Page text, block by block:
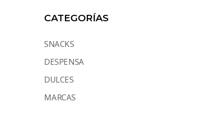
CATEGORÍAS
SNACKS
DESPENSA
DULCES
MARCAS